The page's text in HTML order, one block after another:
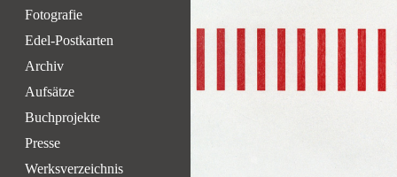
Fotografie
Edel-Postkarten
Archiv
Aufsätze
Buchprojekte
Presse
Werksverzeichnis